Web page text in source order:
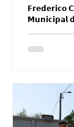
𝗙𝗿𝗲𝗱𝗲𝗿𝗶𝗰𝗼
𝗠𝘂𝗻𝗶𝗰𝗶𝗽𝗮𝗹